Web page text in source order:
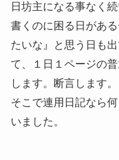
日坊主になる事なく続
書くのに困る日があ
たいな』と思う日も
て、１日１ページの
します。断言します。
そこで連用日記なら
いました。